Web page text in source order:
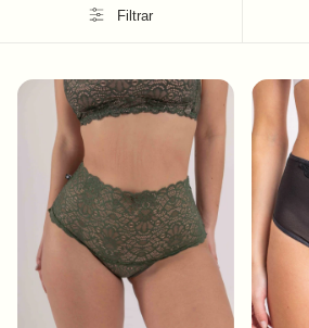
Filtrar